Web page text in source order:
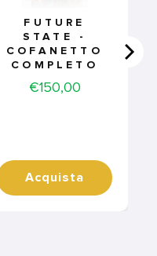
FUTURE
STATE -
COFANETTO
COMPLETO
Price
€150,00
Acquista